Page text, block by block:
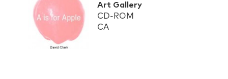
Art Gallery
CD-ROM
CA